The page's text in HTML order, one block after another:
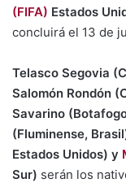
(FIFA) Estados
concluirá el 13 de
Telasco Segovia
Salomón Rondón
Savarino
(Fluminense,
Estados Unidos) y
Sur) serán los